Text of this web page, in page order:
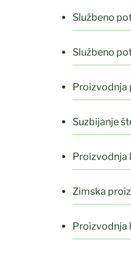
Službeno
Službeno
Proizvodnja
Suzbijanje
Proizvodnja
Zimska
Proizvodnja